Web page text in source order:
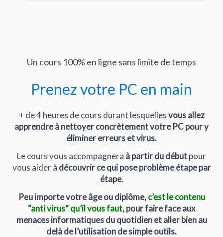
Un cours 100% en ligne sans limite de temps
Prenez votre PC en main
+ de 4 heures de cours durant lesquellesvous allez
apprendre à nettoyer concrètement votre PC pour y
éliminer erreurs et virus.
Le cours vous accompagnera à partir du débutpour
vous aider à découvrir ce qui pose problème étape par
étape.
Peu importe votre âge ou diplôme,c’est le contenu
“anti virus” qu’il vous faut, pour faire face aux
menaces informatiques du quotidien et aller bien au
delà de l’utilisation de simple outils.